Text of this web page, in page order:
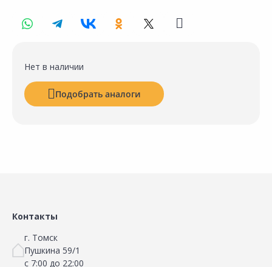
Нет в наличии
Подобрать аналоги
Контакты
г. Томск
Пушкина 59/1
с 7:00 до 22:00